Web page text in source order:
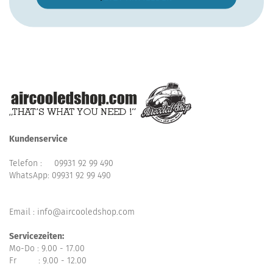
Kundenservice
Telefon : 09931 92 99 490
WhatsApp: 09931 92 99 490
Email : info@aircooledshop.com
Servicezeiten:
Mo-Do : 9.00 - 17.00
Fr : 9.00 - 12.00